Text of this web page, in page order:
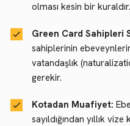
olması kesin bir kuraldır.
Green Card Sahipleri
sahiplerinin
vatandaşlık
gerekir.
Kotadan Muafiyet:
sayıldığından yıllık